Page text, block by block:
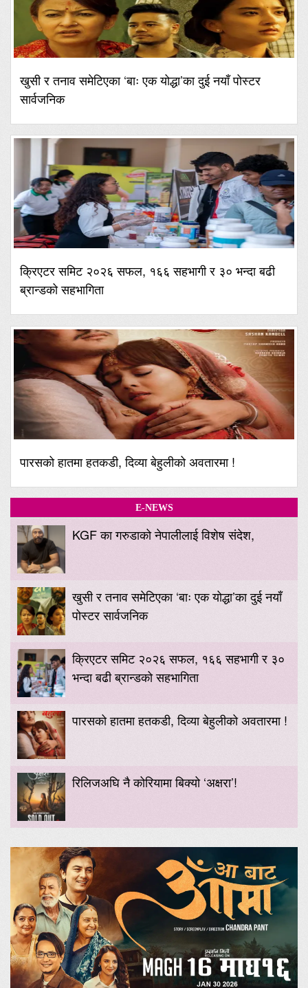
खुसी र तनाव समेटिएका ‘बाः एक योद्धा’का दुई नयाँ पोस्टर
सार्वजनिक
क्रिएटर समिट २०२६ सफल, १६६ सहभागी र ३० भन्दा बढी
ब्रान्डको सहभागिता
पारसको हातमा हतकडी, दिव्या बेहुलीको अवतारमा !
E-NEWS
KGF का गरुडाको नेपालीलाई विशेष संदेश,
खुसी र तनाव समेटिएका ‘बाः एक योद्धा’का दुई नयाँ
पोस्टर सार्वजनिक
क्रिएटर समिट २०२६ सफल, १६६ सहभागी र ३०
भन्दा बढी ब्रान्डको सहभागिता
पारसको हातमा हतकडी, दिव्या बेहुलीको अवतारमा !
रिलिजअघि नै कोरियामा बिक्यो ‘अक्षरा’!